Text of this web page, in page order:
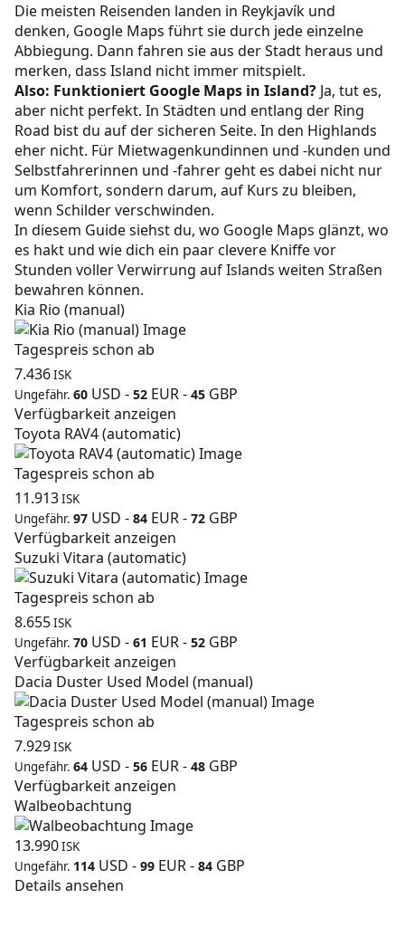
Die meisten Reisenden landen in Reykjavík und
denken, Google Maps führt sie durch jede einzelne
Abbiegung. Dann fahren sie aus der Stadt heraus und
merken, dass Island nicht immer mitspielt.
Also: Funktioniert Google Maps in Island? Ja, tut es,
aber nicht perfekt. In Städten und entlang der Ring
Road bist du auf der sicheren Seite. In den Highlands
eher nicht. Für Mietwagenkundinnen und -kunden und
Selbstfahrerinnen und -fahrer geht es dabei nicht nur
um Komfort, sondern darum, auf Kurs zu bleiben,
wenn Schilder verschwinden.
In diesem Guide siehst du, wo Google Maps glänzt, wo
es hakt und wie dich ein paar clevere Kniffe vor
Stunden voller Verwirrung auf Islands weiten Straßen
bewahren können.
Kia Rio (manual)
Tagespreis schon ab
7.436ISK
Ungefähr. 60 USD - 52 EUR- 45 GBP
Verfügbarkeit anzeigen
Toyota RAV4 (automatic)
Tagespreis schon ab
11.913ISK
Ungefähr. 97 USD - 84 EUR- 72 GBP
Verfügbarkeit anzeigen
Suzuki Vitara (automatic)
Tagespreis schon ab
8.655ISK
Ungefähr. 70 USD - 61 EUR- 52 GBP
Verfügbarkeit anzeigen
Dacia Duster Used Model (manual)
Tagespreis schon ab
7.929ISK
Ungefähr. 64 USD - 56 EUR- 48 GBP
Verfügbarkeit anzeigen
Walbeobachtung
13.990ISK
Ungefähr. 114 USD - 99 EUR- 84 GBP
Details ansehen